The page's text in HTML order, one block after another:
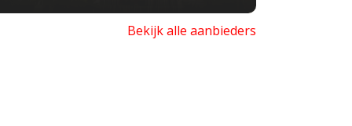
Bekijk alle aanbieders